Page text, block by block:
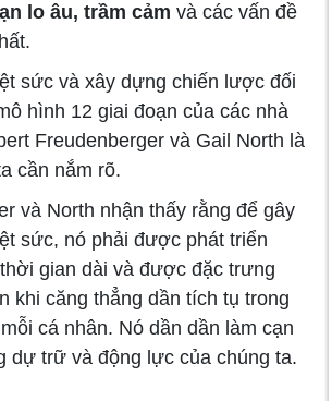
lo âu, trầm cảm và các vấn đề
sức và xây dựng chiến lược đối
hình 12 giai đoạn của các nhà
Freudenberger và Gail North là
cần nắm rõ.
và North nhận thấy rằng để gây
sức, nó phải được phát triển
gian dài và được đặc trưng
khi căng thẳng dần tích tụ trong
cá nhân. Nó dần dần làm cạn
dự trữ và động lực của chúng ta.